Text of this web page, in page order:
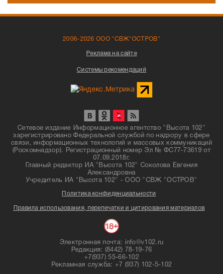
2006-2026 ООО "СВЖ"ОСТРОВ"
Реклама на сайте
Системы рекомендаций
Сетевое издание Информационное агентство "Высота 102"
зарегистрировано Федеральной службой по надзору в сфере
связи, информационных технологий и массовых коммуникаций
(Роскомнадзор). Регистрационный номер Эл № ФС77-73619 от
07.09.2018г.
Главный редактор ИА "Высота 102" Соколова Евгения
Александровна
Учредитель ИА "Высота 102" - ООО "СВЖ "ОСТРОВ"
Политика конфиденциальности
Правила использования, перепечатки и цитирования материалов
Электронная почта: info@v102.ru
Редакция: (8442) 78-19-76
+7(937) 55-66-102
Рекламная служба: +7 (937) 102-5-102